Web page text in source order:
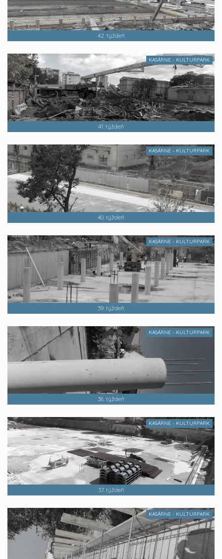
42. týždeň
KASÁRNE - KULTURPARK
41. týždeň
KASÁRNE - KULTURPARK
40. týždeň
KASÁRNE - KULTURPARK
39. týždeň
KASÁRNE - KULTURPARK
38. týždeň
KASÁRNE - KULTURPARK
37. týždeň
KASÁRNE - KULTURPARK